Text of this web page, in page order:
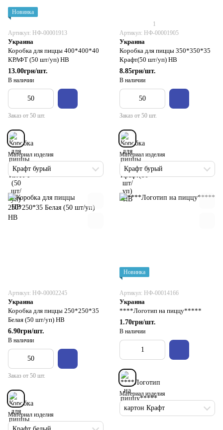
Новинка
Артикул: НФ-00001913
Украина
Коробка для пиццы 400*400*40
КРАФТ (50 шт/уп) НВ
13.00грн/шт.
В наличии
Заказ от 50 шт.
Материал изделия
Крафт бурый
1
Артикул: НФ-00001905
Украина
Коробка для пиццы 350*350*35
Крафт(50 шт/уп) НВ
8.85грн/шт.
В наличии
Заказ от 50 шт.
Материал изделия
Крафт бурый
Артикул: НФ-00002245
Украина
Коробка для пиццы 250*250*35
Белая (50 шт/уп) НВ
6.90грн/шт.
В наличии
Заказ от 50 шт.
Материал изделия
Новинка
Артикул: НФ-00014166
Украина
****Логотип на пиццу*****
1.70грн/шт.
В наличии
Материал изделия
картон Крафт